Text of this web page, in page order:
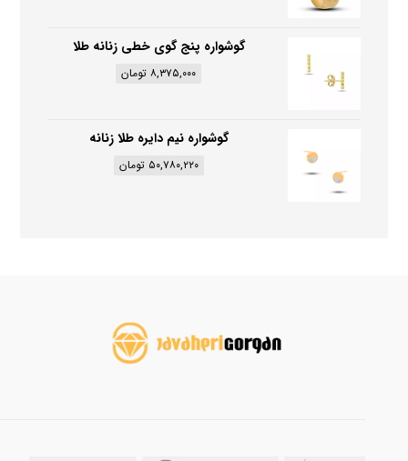
گوشواره پنج گوی خطی زنانه طلا
۸,۳۷۵,۰۰۰ تومان
گوشواره نیم دایره طلا زنانه
۵۰,۷۸۰,۲۲۰ تومان